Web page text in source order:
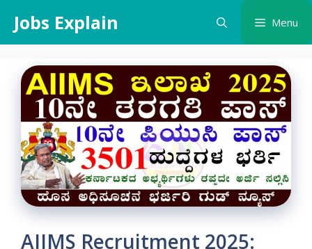
content
Jobs Explain Menu
AIIMS Recruitment 2025: